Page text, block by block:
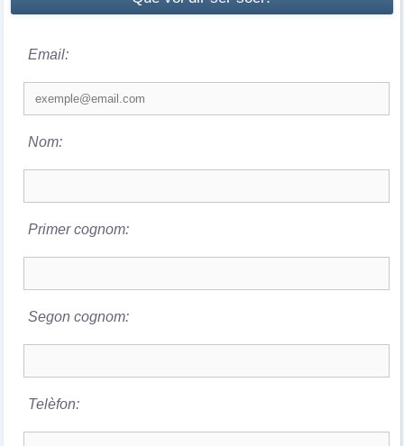
Email:
Nom:
Primer cognom:
Segon cognom:
Telèfon: